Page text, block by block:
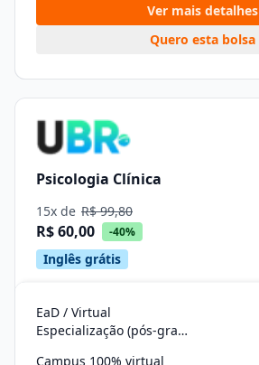
Ver mais detalhes
Quero esta bolsa
Psicologia Clínica
15x de R$ 99,80
R$ 60,00 -40%
Inglês grátis
EaD / Virtual
Especialização (pós-graduação)
Campus 100% virtual